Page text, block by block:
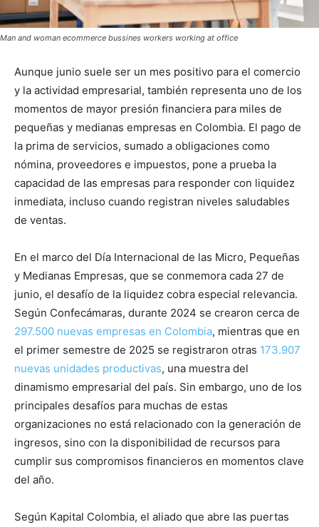
Man and woman ecommerce bussines workers working at office
Aunque junio suele ser un mes positivo para el comercio
y la actividad empresarial, también representa uno de los
momentos de mayor presión financiera para miles de
pequeñas y medianas empresas en Colombia. El pago de
la prima de servicios, sumado a obligaciones como
nómina, proveedores e impuestos, pone a prueba la
capacidad de las empresas para responder con liquidez
inmediata, incluso cuando registran niveles saludables
de ventas.
En el marco del Día Internacional de las Micro, Pequeñas
y Medianas Empresas, que se conmemora cada 27 de
junio, el desafío de la liquidez cobra especial relevancia.
Según Confecámaras, durante 2024 se crearon cerca de
297.500 nuevas empresas en Colombia, mientras que en
el primer semestre de 2025 se registraron otras 173.907
nuevas unidades productivas, una muestra del
dinamismo empresarial del país. Sin embargo, uno de los
principales desafíos para muchas de estas
organizaciones no está relacionado con la generación de
ingresos, sino con la disponibilidad de recursos para
cumplir sus compromisos financieros en momentos clave
del año.
Según Kapital Colombia, el aliado que abre las puertas